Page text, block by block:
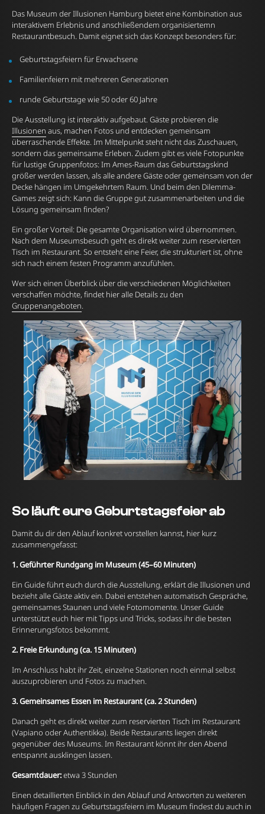
Das Museum der Illusionen Hamburg bietet eine Kombination aus
interaktivem Erlebnis und anschließendem organisiertemn
Restaurantbesuch. Damit eignet sich das Konzept besonders für:
Geburtstagsfeiern für Erwachsene
Familienfeiern mit mehreren Generationen
runde Geburtstage wie 50 oder 60 Jahre
Die Ausstellung ist interaktiv aufgebaut. Gäste probieren die
Illusionen aus, machen Fotos und entdecken gemeinsam
überraschende Effekte. Im Mittelpunkt steht nicht das Zuschauen,
sondern das gemeinsame Erleben. Zudem gibt es viele Fotopunkte
für lustige Gruppenfotos: Im Ames-Raum das Geburtstagskind
größer werden lassen, als alle andere Gäste oder gemeinsam von der
Decke hängen im Umgekehrtem Raum. Und beim den Dilemma-
Games zeigt sich: Kann die Gruppe gut zusammenarbeiten und die
Lösung gemeinsam finden?
Ein großer Vorteil: Die gesamte Organisation wird übernommen.
Nach dem Museumsbesuch geht es direkt weiter zum reservierten
Tisch im Restaurant. So entsteht eine Feier, die strukturiert ist, ohne
sich nach einem festen Programm anzufühlen.
Wer sich einen Überblick über die verschiedenen Möglichkeiten
verschaffen möchte, findet hier alle Details zu den
Gruppenangeboten.
So läuft eure Geburtstagsfeier ab
Damit du dir den Ablauf konkret vorstellen kannst, hier kurz
zusammengefasst:
1. Geführter Rundgang im Museum (45–60 Minuten)
Ein Guide führt euch durch die Ausstellung, erklärt die Illusionen und
bezieht alle Gäste aktiv ein. Dabei entstehen automatisch Gespräche,
gemeinsames Staunen und viele Fotomomente. Unser Guide
unterstützt euch hier mit Tipps und Tricks, sodass ihr die besten
Erinnerungsfotos bekommt.
2. Freie Erkundung (ca. 15 Minuten)
Im Anschluss habt ihr Zeit, einzelne Stationen noch einmal selbst
auszuprobieren und Fotos zu machen.
3. Gemeinsames Essen im Restaurant (ca. 2 Stunden)
Danach geht es direkt weiter zum reservierten Tisch im Restaurant
(Vapiano oder Authentikka). Beide Restaurants liegen direkt
gegenüber des Museums. Im Restaurant könnt ihr den Abend
entspannt ausklingen lassen.
Gesamtdauer:etwa 3 Stunden
Einen detaillierten Einblick in den Ablauf und Antworten zu weiteren
häufigen Fragen zu Geburtstagsfeiern im Museum findest du auch in